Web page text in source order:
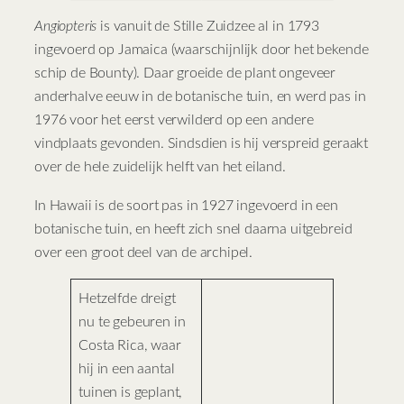
Angiopteris is vanuit de Stille Zuidzee al in 1793
ingevoerd op Jamaica (waarschijnlijk door het bekende
schip de Bounty). Daar groeide de plant ongeveer
anderhalve eeuw in de botanische tuin, en werd pas in
1976 voor het eerst verwilderd op een andere
vindplaats gevonden. Sindsdien is hij verspreid geraakt
over de hele zuidelijk helft van het eiland.
In Hawaii is de soort pas in 1927 ingevoerd in een
botanische tuin, en heeft zich snel daarna uitgebreid
over een groot deel van de archipel.
Hetzelfde dreigt
nu te gebeuren in
Costa Rica, waar
hij in een aantal
tuinen is geplant,